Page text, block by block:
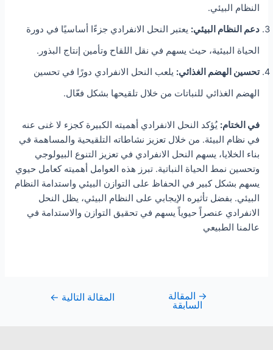
النظام البيئي.
دعم النظام البيئي: يعتبر النحل الانفرادي جزءًا أساسيًا في دورة
الحياة البيئية، حيث يسهم في نقل اللقاح وتأمين إنتاج البذور.
تحسين الهضم الغذائي: يلعب النحل الانفرادي دورًا في تحسين
الهضم الغذائي للنباتات من خلال تلقيحها بشكل فعّال.
في الختام: يُؤكد النحل الانفرادي أهميته الكبيرة كجزء لا غنى عنه
في نظام البيئة. من خلال تعزيز نشاطاته التلقيحية والمساهمة في
بناء الخلايا، يسهم النحل الانفرادي في تعزيز التنوع البيولوجي
وتحسين نمط الحياة النباتية. تبرز هذه العوامل أهميته كعامل حيوي
يسهم بشكل كبير في الحفاظ على التوازن البيئي واستدامة النظام
البيئي. بفضل تأثيره الإيجابي على النظام البيئي، يظل النحل
الانفرادي عنصراً حيوياً يسهم في تحقيق التوازن والاستدامة في
عالمنا الطبيعي
→ المقالة
السابقة
المقالة التالية ←